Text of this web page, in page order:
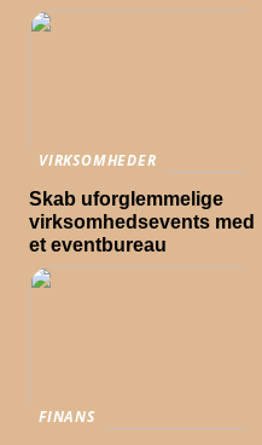
VIRKSOMHEDER
Skab uforglemmelige
virksomhedsevents med
et eventbureau
FINANS